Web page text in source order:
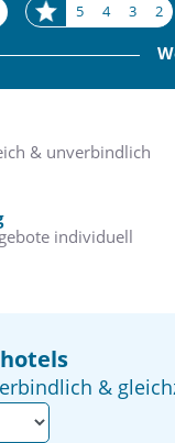
5
4 3 2
& unverbindlich
individuell
&